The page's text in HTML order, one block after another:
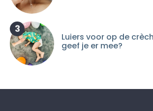
3
Luiers voor op de
geef je er mee?